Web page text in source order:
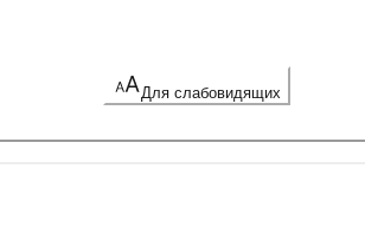
Для слабовидящих